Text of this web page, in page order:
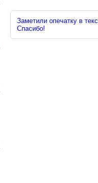
Заметили опечатку в
Спасибо!